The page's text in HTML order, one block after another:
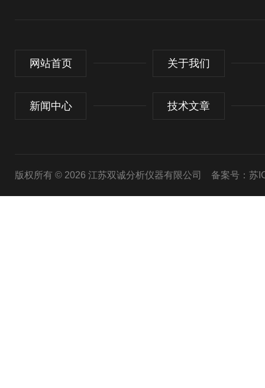
网站首页 关于我们
新闻中心 技术文章
版权所有 © 2026 江苏双诚分析仪器有限公司 备案号：苏